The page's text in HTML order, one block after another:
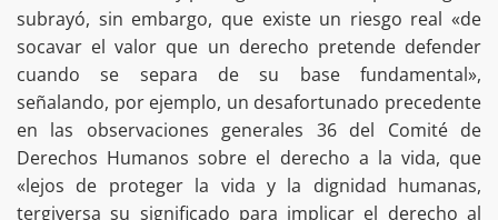
subrayó, sin embargo, que existe un riesgo real «de
socavar el valor que un derecho pretende defender
cuando se separa de su base fundamental»,
señalando, por ejemplo, un desafortunado precedente
en las observaciones generales 36 del Comité de
Derechos Humanos sobre el derecho a la vida, que
«lejos de proteger la vida y la dignidad humanas,
tergiversa su significado para implicar el derecho al